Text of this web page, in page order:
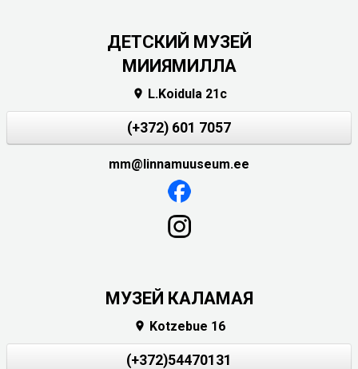
ДЕТСКИЙ МУЗЕЙ
МИИЯМИЛЛА
 L.Koidula 21c
(+372) 601 7057
mm@linnamuuseum.ee
МУЗЕЙ КАЛАМАЯ
 Kotzebue 16
(+372)54470131